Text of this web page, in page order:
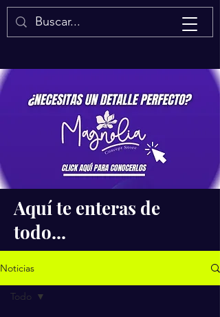
Isaac Quintal
Aquí te enteras de
todo...
Noticias
Todo